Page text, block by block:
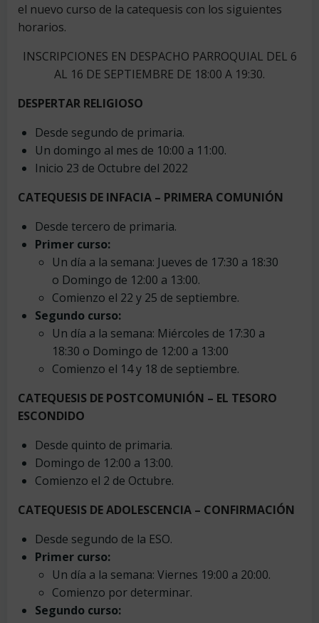
el nuevo curso de la catequesis con los siguientes
horarios.
INSCRIPCIONES EN DESPACHO PARROQUIAL DEL 6
AL 16 DE SEPTIEMBRE DE 18:00 A 19:30.
DESPERTAR RELIGIOSO
Desde segundo de primaria.
Un domingo al mes de 10:00 a 11:00.
Inicio 23 de Octubre del 2022
CATEQUESIS DE INFACIA – PRIMERA COMUNIÓN
Desde tercero de primaria.
Primer curso:
Un día a la semana: Jueves de 17:30 a 18:30
o Domingo de 12:00 a 13:00.
Comienzo el 22 y 25 de septiembre.
Segundo curso:
Un día a la semana: Miércoles de 17:30 a
18:30 o Domingo de 12:00 a 13:00
Comienzo el 14 y 18 de septiembre.
CATEQUESIS DE POSTCOMUNIÓN – EL TESORO
ESCONDIDO
Desde quinto de primaria.
Domingo de 12:00 a 13:00.
Comienzo el 2 de Octubre.
CATEQUESIS DE ADOLESCENCIA – CONFIRMACIÓN
Desde segundo de la ESO.
Primer curso:
Un día a la semana: Viernes 19:00 a 20:00.
Comienzo por determinar.
Segundo curso: